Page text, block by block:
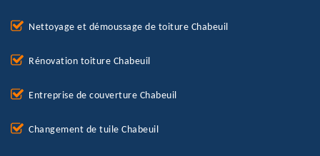
Nettoyage et démoussage de toiture Chabeuil
Rénovation toiture Chabeuil
Entreprise de couverture Chabeuil
Changement de tuile Chabeuil